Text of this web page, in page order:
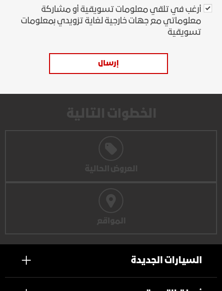
أرغب في تلقي معلومات تسويقية أو مشاركة
معلوماتي مع جهات خارجية لغاية تزويدي بمعلومات
تسويقية
إرسال
الخطوات التالية
العروض الحالية
المواقع
السيارات الجديدة